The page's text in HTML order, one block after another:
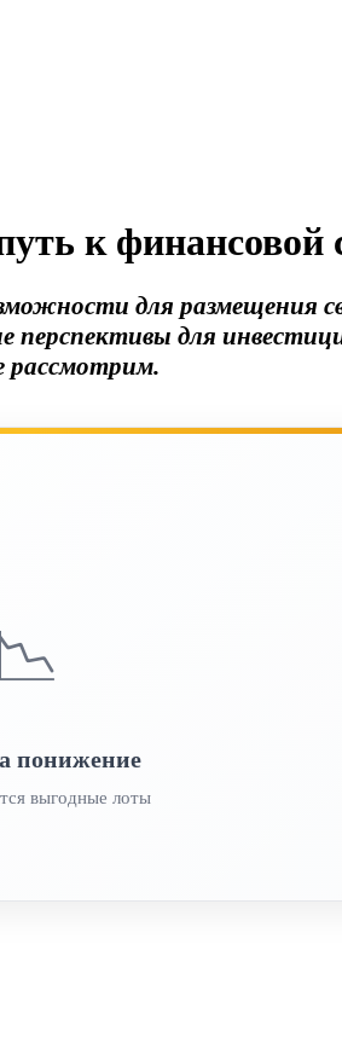
к финансовой
для размещения
для
рассмотрим.
📉
понижение
выгодные лоты